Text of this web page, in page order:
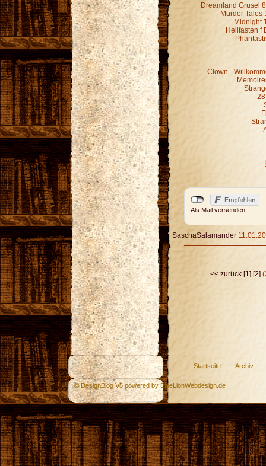
Dreamland Grusel
Murder Tales
Midnight
Heilfasten f
Clown -
Als Mail versenden
SaschaSalamander
<< zurück [1] [2]
Startseite Archiv
© DesignBlog V5 powered by BlueLionWebdesign.de